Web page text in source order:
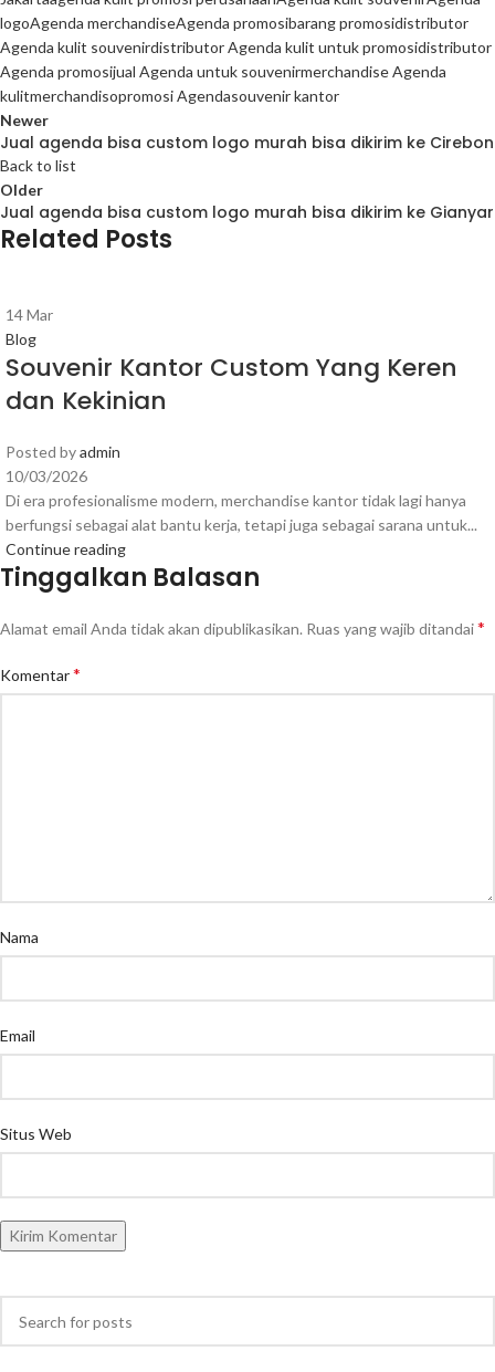
logoAgenda merchandiseAgenda promosibarang promosidistributor
Agenda kulit souvenirdistributor Agenda kulit untuk promosidistributor
Agenda promosijual Agenda untuk souvenirmerchandise Agenda
kulitmerchandisopromosi Agendasouvenir kantor
Newer
Jual agenda bisa custom logo murah bisa dikirim ke Cirebon
Back to list
Older
Jual agenda bisa custom logo murah bisa dikirim ke Gianyar
Related Posts
14Mar
Blog
Souvenir Kantor Custom Yang Keren
dan Kekinian
Posted byadmin
10/03/2026
Di era profesionalisme modern, merchandise kantor tidak lagi hanya
berfungsi sebagai alat bantu kerja, tetapi juga sebagai sarana untuk...
Continue reading
Tinggalkan Balasan
Alamat email Anda tidak akan dipublikasikan. Ruas yang wajib ditandai*
Komentar*
Nama
Email
Situs Web